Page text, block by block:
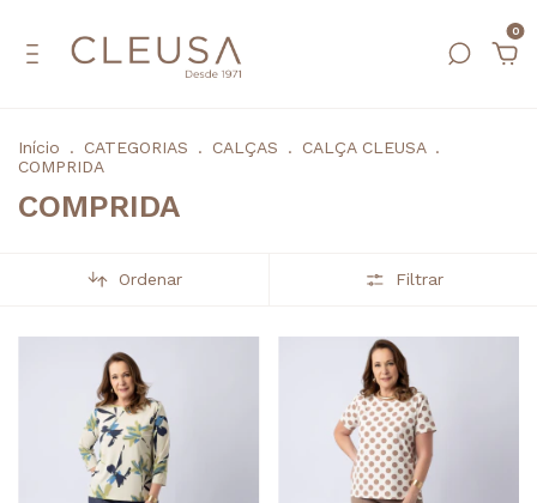
0
Início . CATEGORIAS . CALÇAS . CALÇA CLEUSA .
COMPRIDA
COMPRIDA
Ordenar Filtrar